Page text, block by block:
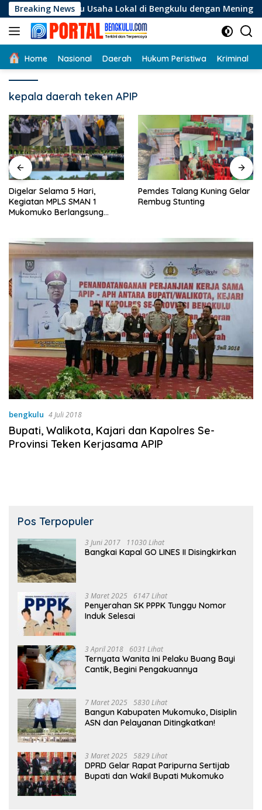
Langsung
ke
konten
Breaking News
Usaha Lokal di Bengkulu dengan Meningkatkan Ruang
Home Nasional Daerah Hukum Peristiwa Kriminal
kepala daerah teken APIP
Digelar Selama 5 Hari,
Kegiatan MPLS SMAN 1
Mukomuko Berlangsung
Pemdes Talang Kuning Gelar
Rembug Stunting
bengkulu 4 Juli 2018
Bupati, Walikota, Kajari dan Kapolres Se-
Provinsi Teken Kerjasama APIP
Pos Terpopuler
3 Juni 2017 11030 Lihat
Bangkai Kapal GO LINES II Disingkirkan
3 Maret 2025 6147 Lihat
Penyerahan SK PPPK Tunggu Nomor
Induk Selesai
3 April 2018 6031 Lihat
Ternyata Wanita Ini Pelaku Buang Bayi
Cantik, Begini Pengakuannya
7 Maret 2025 5830 Lihat
Bangun Kabupaten Mukomuko, Disiplin
ASN dan Pelayanan Ditingkatkan!
3 Maret 2025 5829 Lihat
DPRD Gelar Rapat Paripurna Sertijab
Bupati dan Wakil Bupati Mukomuko